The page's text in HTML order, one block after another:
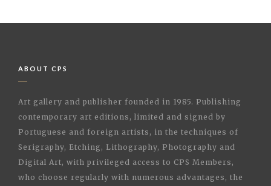
ABOUT CPS
Art gallery and publisher founded in 1985. Publishing
contemporary art editions, limited and signed by
Portuguese and foreign artists, in the techniques of
Serigraphy, Etching, Lithography, Photography and
Digital Art, with privileged access to CPS Members,
who choose regularly with numerous advantages, the